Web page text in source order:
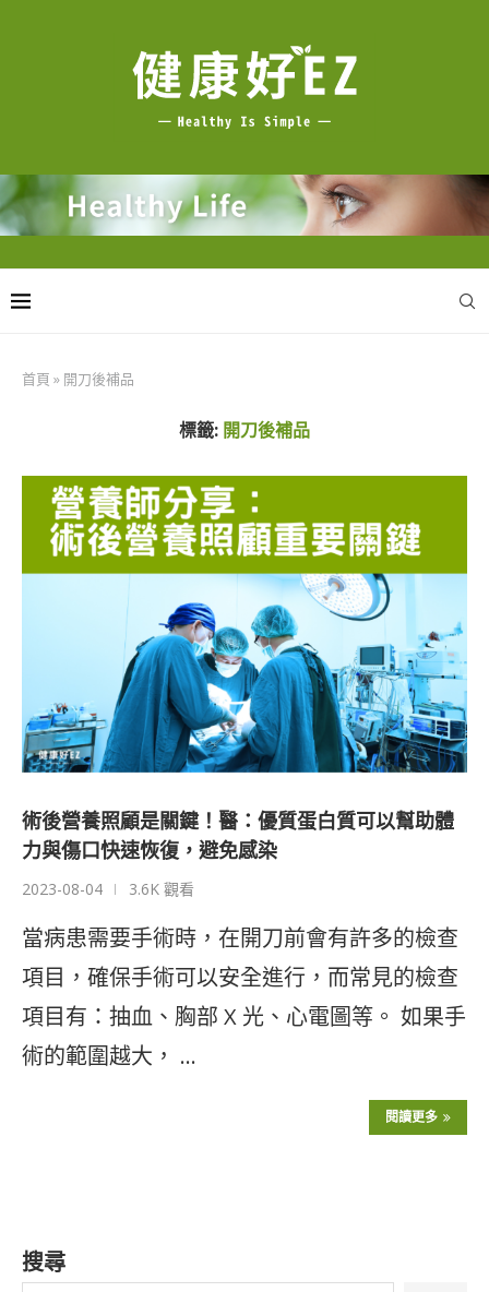
首頁 » 開刀後補品
標籤: 開刀後補品
術後營養照顧是關鍵！醫：優質蛋白質可以幫助體
力與傷口快速恢復，避免感染
2023-08-04 3.6K 觀看
當病患需要手術時，在開刀前會有許多的檢查
項目，確保手術可以安全進行，而常見的檢查
項目有：抽血、胸部 X 光、心電圖等。 如果手
術的範圍越大， …
閱讀更多
搜尋